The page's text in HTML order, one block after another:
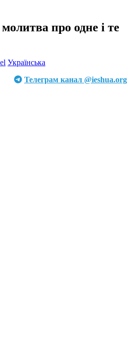
про одне і те
Українська
Телеграм канал @ieshua.org